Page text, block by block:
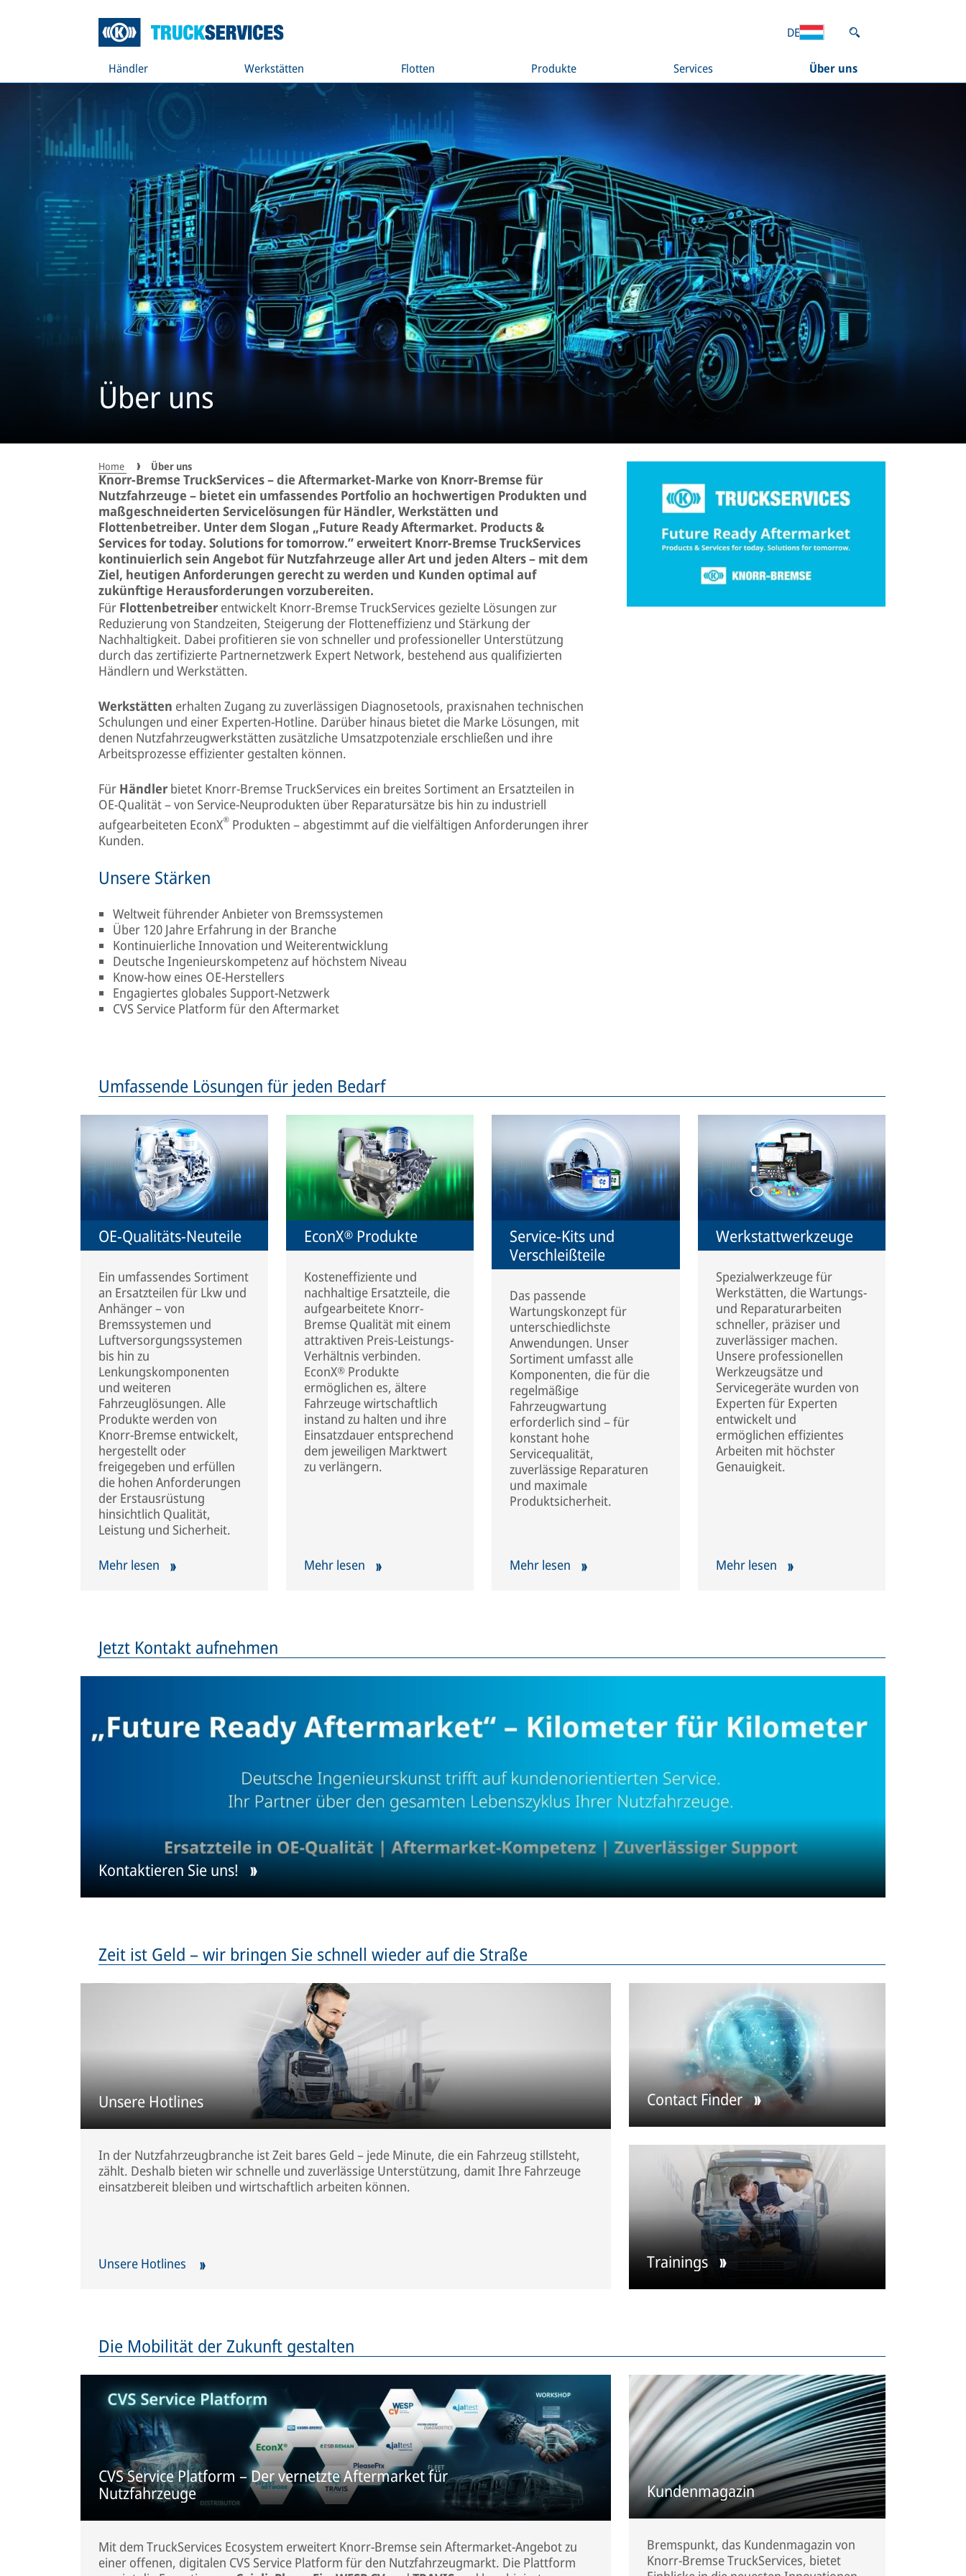
Händler Werkstätten Flotten Produkte Services Über uns
DE
Über uns
Home Über uns
Knorr-Bremse TruckServices – die Aftermarket-Marke von Knorr-Bremse für
Nutzfahrzeuge – bietet ein umfassendes Portfolio an hochwertigen Produkten und
maßgeschneiderten Servicelösungen für Händler, Werkstätten und
Flottenbetreiber. Unter dem Slogan „Future Ready Aftermarket. Products &
Services for today. Solutions for tomorrow.” erweitert Knorr-Bremse TruckServices
kontinuierlich sein Angebot für Nutzfahrzeuge aller Art und jeden Alters – mit dem
Ziel, heutigen Anforderungen gerecht zu werden und Kunden optimal auf
zukünftige Herausforderungen vorzubereiten.
Für Flottenbetreiber entwickelt Knorr-Bremse TruckServices gezielte Lösungen zur
Reduzierung von Standzeiten, Steigerung der Flotteneffizienz und Stärkung der
Nachhaltigkeit. Dabei profitieren sie von schneller und professioneller Unterstützung
durch das zertifizierte Partnernetzwerk Expert Network, bestehend aus qualifizierten
Händlern und Werkstätten.
Werkstätten erhalten Zugang zu zuverlässigen Diagnosetools, praxisnahen technischen
Schulungen und einer Experten-Hotline. Darüber hinaus bietet die Marke Lösungen, mit
denen Nutzfahrzeugwerkstätten zusätzliche Umsatzpotenziale erschließen und ihre
Arbeitsprozesse effizienter gestalten können.
Für Händler bietet Knorr-Bremse TruckServices ein breites Sortiment an Ersatzteilen in
OE-Qualität – von Service-Neuprodukten über Reparatursätze bis hin zu industriell
aufgearbeiteten EconX® Produkten – abgestimmt auf die vielfältigen Anforderungen ihrer
Kunden.
Unsere Stärken
Weltweit führender Anbieter von Bremssystemen
Über 120 Jahre Erfahrung in der Branche
Kontinuierliche Innovation und Weiterentwicklung
Deutsche Ingenieurskompetenz auf höchstem Niveau
Know-how eines OE-Herstellers
Engagiertes globales Support-Netzwerk
CVS Service Platform für den Aftermarket
Umfassende Lösungen für jeden Bedarf
OE-Qualitäts-Neuteile
Ein umfassendes Sortiment
an Ersatzteilen für Lkw und
Anhänger – von
Bremssystemen und
Luftversorgungssystemen
bis hin zu
Lenkungskomponenten
und weiteren
Fahrzeuglösungen. Alle
Produkte werden von
Knorr-Bremse entwickelt,
hergestellt oder
freigegeben und erfüllen
die hohen Anforderungen
der Erstausrüstung
hinsichtlich Qualität,
Leistung und Sicherheit.
Mehr lesen
EconX® Produkte
Kosteneffiziente und
nachhaltige Ersatzteile, die
aufgearbeitete Knorr-
Bremse Qualität mit einem
attraktiven Preis-Leistungs-
Verhältnis verbinden.
EconX® Produkte
ermöglichen es, ältere
Fahrzeuge wirtschaftlich
instand zu halten und ihre
Einsatzdauer entsprechend
dem jeweiligen Marktwert
zu verlängern.
Mehr lesen
Service-Kits und
Verschleißteile
Das passende
Wartungskonzept für
unterschiedlichste
Anwendungen. Unser
Sortiment umfasst alle
Komponenten, die für die
regelmäßige
Fahrzeugwartung
erforderlich sind – für
konstant hohe
Servicequalität,
zuverlässige Reparaturen
und maximale
Produktsicherheit.
Mehr lesen
Werkstattwerkzeuge
Spezialwerkzeuge für
Werkstätten, die Wartungs-
und Reparaturarbeiten
schneller, präziser und
zuverlässiger machen.
Unsere professionellen
Werkzeugsätze und
Servicegeräte wurden von
Experten für Experten
entwickelt und
ermöglichen effizientes
Arbeiten mit höchster
Genauigkeit.
Mehr lesen
Jetzt Kontakt aufnehmen
Kontaktieren Sie uns!
Zeit ist Geld – wir bringen Sie schnell wieder auf die Straße
Unsere Hotlines
In der Nutzfahrzeugbranche ist Zeit bares Geld – jede Minute, die ein Fahrzeug stillsteht,
zählt. Deshalb bieten wir schnelle und zuverlässige Unterstützung, damit Ihre Fahrzeuge
einsatzbereit bleiben und wirtschaftlich arbeiten können.
Unsere Hotlines
Contact Finder
Trainings
Die Mobilität der Zukunft gestalten
CVS Service Platform – Der vernetzte Aftermarket für
Nutzfahrzeuge
Mit dem TruckServices Ecosystem erweitert Knorr-Bremse sein Aftermarket-Angebot zu
einer offenen, digitalen CVS Service Platform für den Nutzfahrzeugmarkt. Die Plattform
Kundenmagazin
Bremspunkt, das Kundenmagazin von
Knorr-Bremse TruckServices, bietet